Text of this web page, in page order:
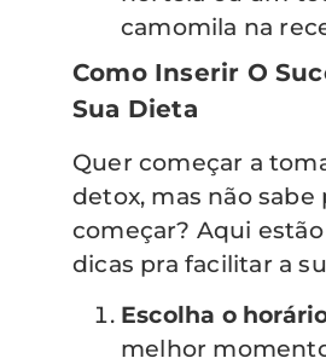
camomila na
Como Inserir O
Sua Dieta
Quer começar a
detox, mas não sabe
começar? Aqui
dicas pra facilitar a
Escolha o
melhor